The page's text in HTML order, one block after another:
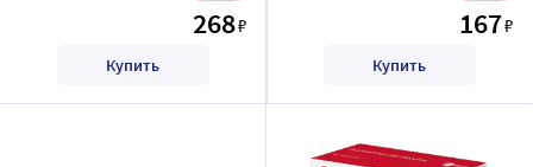
268₽
Купить
167₽
Купить